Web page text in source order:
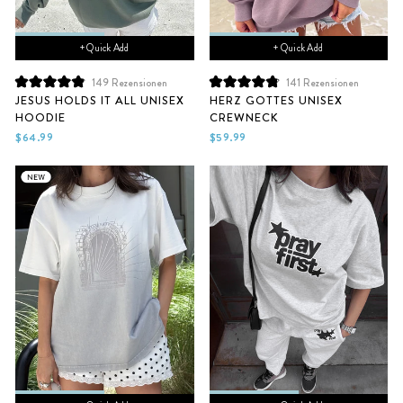
+ Quick Add
Mit
4.9
von
5
Sternen
149 Rezensionen
JESUS HOLDS IT ALL UNISEX
HOODIE
$64.99
+ Quick Add
Mit
4.9
von
5
Sternen
141 Rezensionen
HERZ GOTTES UNISEX
CREWNECK
$59.99